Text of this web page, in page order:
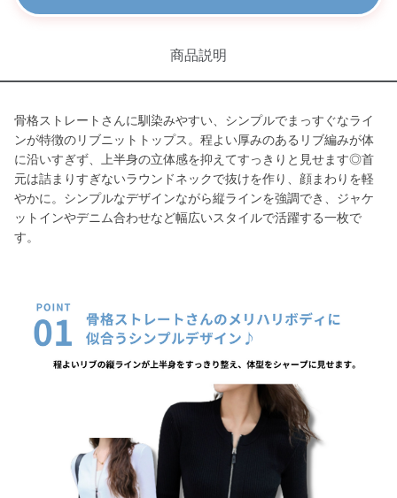
商品説明
骨格ストレートさんに馴染みやすい、シンプルでまっすぐなライ
ンが特徴のリブニットトップス。程よい厚みのあるリブ編みが体
に沿いすぎず、上半身の立体感を抑えてすっきりと見せます◎首
元は詰まりすぎないラウンドネックで抜けを作り、顔まわりを軽
やかに。シンプルなデザインながら縦ラインを強調でき、ジャケ
ットインやデニム合わせなど幅広いスタイルで活躍する一枚で
す。